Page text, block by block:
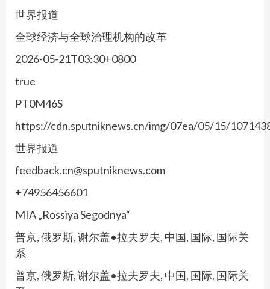
世界报道
全球经济与全球治理机构的改革
2026-05-21T03:30+0800
true
PT0M46S
https://cdn.sputniknews.cn/img/07ea/05/15/
世界报道
feedback.cn@sputniknews.com
+74956456601
MIA „Rossiya Segodnya“
普京, 俄罗斯, 谢尔盖•拉夫罗夫, 中国, 国际, 国际关
系
普京, 俄罗斯, 谢尔盖•拉夫罗夫, 中国, 国际, 国际关